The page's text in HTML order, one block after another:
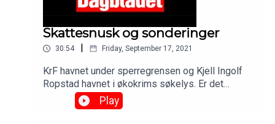
Skattesnusk og sonderinger
30:54 Friday, September 17, 2021
KrF havnet under sperregrensen og Kjell Ingolf
Ropstad havnet i økokrims søkelys. Er det
tilgivelse for en angrende skattesynder eller bør
han gå av slik mange fler ham har gjort for langt
Play